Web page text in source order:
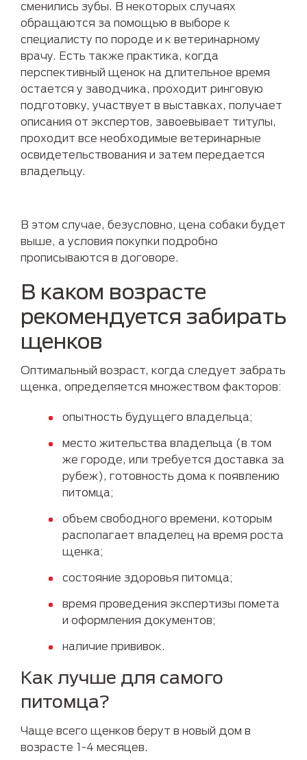
сменились зубы. В некоторых случаях
обращаются за помощью в выборе к
специалисту по породе и к ветеринарному
врачу. Есть также практика, когда
перспективный щенок на длительное время
остается у заводчика, проходит ринговую
подготовку, участвует в выставках, получает
описания от экспертов, завоевывает титулы,
проходит все необходимые ветеринарные
освидетельствования и затем передается
владельцу.
В этом случае, безусловно, цена собаки будет
выше, а условия покупки подробно
прописываются в договоре.
В каком возрасте
рекомендуется забирать
щенков
Оптимальный возраст, когда следует забрать
щенка, определяется множеством факторов:
опытность будущего владельца;
место жительства владельца (в том
же городе, или требуется доставка за
рубеж), готовность дома к появлению
питомца;
объем свободного времени, которым
располагает владелец на время роста
щенка;
состояние здоровья питомца;
время проведения экспертизы помета
и оформления документов;
наличие прививок.
Как лучше для самого
питомца?
Чаще всего щенков берут в новый дом в
возрасте 1-4 месяцев.